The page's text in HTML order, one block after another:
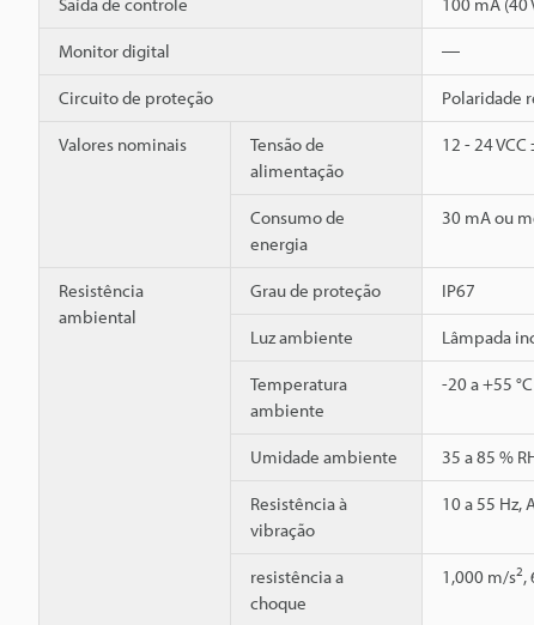
Monitor digital ―
Circuito de proteção Polaridade
Valores nominais
Tensão de
alimentação
12 - 24
Consumo de
energia
30 mA ou
Resistência
ambiental
Grau de proteção IP67
Luz ambiente Lâmpada
Temperatura
ambiente
-20 a +55
Umidade ambiente 35 a 85 %
Resistência à
vibração
10 a 55 Hz,
resistência a
choque
1,000 m/s2,